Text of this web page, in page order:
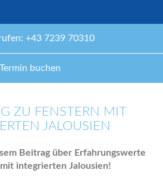
+43 7239 70310
Termin buchen
ZU FENSTERN MIT
JALOUSIEN
Beitrag über Erfahrungswerte
integrierten Jalousien!